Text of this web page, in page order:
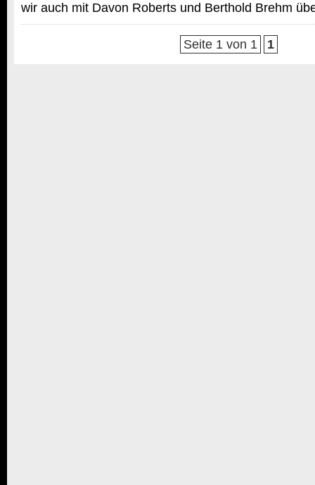
wir auch mit Davon Roberts und Berthold Brehm
Seite 1 von 1 1